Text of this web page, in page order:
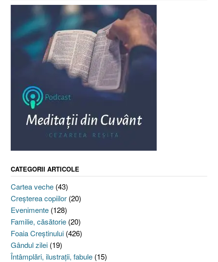
CATEGORII ARTICOLE
Cartea veche (43)
Creşterea copiilor (20)
Evenimente (128)
Familie, căsătorie (20)
Foaia Creştinului (426)
Gândul zilei (19)
Întâmplări, ilustraţii, fabule (15)